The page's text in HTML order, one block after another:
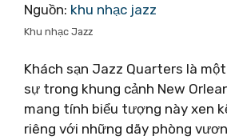
Nguồn: khu nhạc jazz
Khu nhạc Jazz
Khách sạn Jazz Quarters là
sự trong khung cảnh New
mang tính biểu tượng này xen
riêng với những dãy phòng